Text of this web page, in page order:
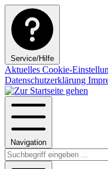
Service/Hilfe
Aktuelles Cookie-
Datenschutzerklärung
Navigation